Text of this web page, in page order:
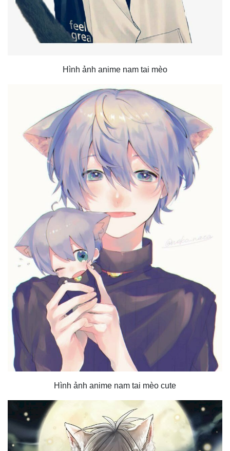
Hình ảnh anime nam tai mèo
Hình ảnh anime nam tai mèo cute